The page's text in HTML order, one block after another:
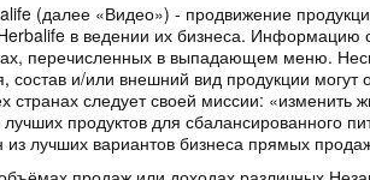
(далее «Видео») - продвижение
в ведении их бизнеса. Информацию с
перечисленных в выпадающем меню.
состав и/или внешний вид продукции могут
странах следует своей миссии: «изменить
продуктов для сбалансированного
лучших вариантов бизнеса прямых
35:00
Обучающее приложение
HN GROW
Вы узнаете ВСЕ о новом
обучающем инструменте –
приложении HN GROW.
Вебинар «Digital-
инструменты»
Marketing в котором
ВСЕ о digital-